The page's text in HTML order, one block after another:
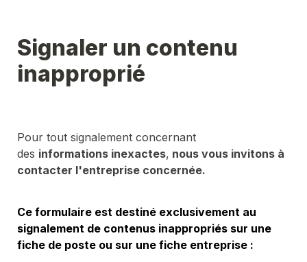
Signaler un contenu
inapproprié
Pour tout signalement concernant
des informations inexactes, nous vous invitons à
contacter l'entreprise concernée.
Ce formulaire est destiné exclusivement au
signalement de contenus inappropriés sur une
fiche de poste ou sur une fiche entreprise :